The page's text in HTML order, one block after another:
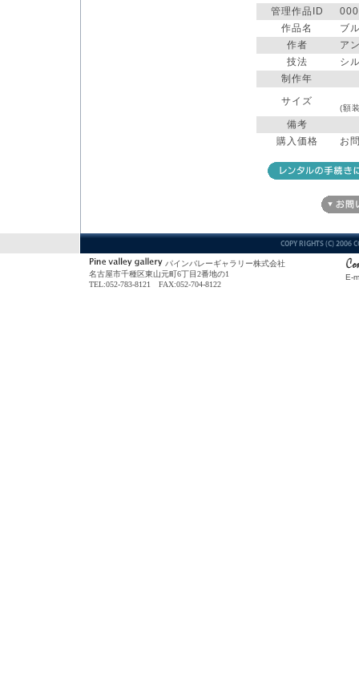
管理作品ID
作品名
ブ
作者
ア
技法
シ
制作年
サイズ
(額
備考
購入価格
お
パインバレーギャラリー株式会社
名古屋市千種区東山元町6丁目2番地の1
TEL:052-783-8121 FAX:052-704-8122
E-